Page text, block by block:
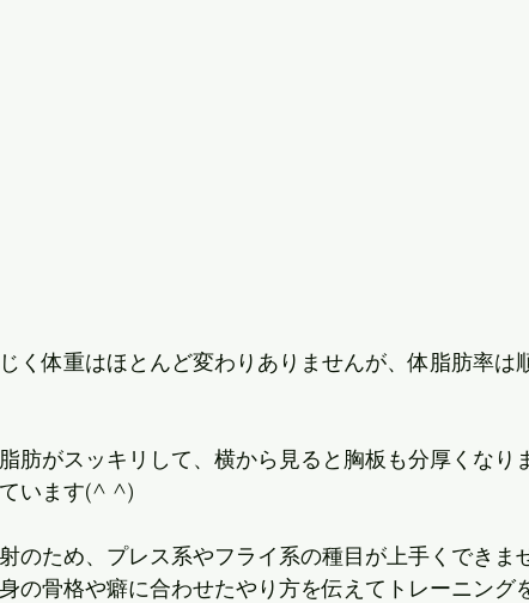
く体重はほとんど変わりありませんが、体脂肪率は
肪がスッキリして、横から見ると胸板も分厚くなり
います(^ ^)
のため、プレス系やフライ系の種目が上手くできま
の骨格や癖に合わせたやり方を伝えてトレーニング